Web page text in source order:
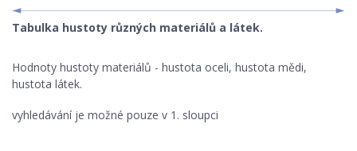
KRYTÍ IP
Tabulka hustoty různých materiálů a látek.
Hodnoty hustoty materiálů - hustota oceli, hustota mědi,
hustota látek.
vyhledávání je možné pouze v 1. sloupci